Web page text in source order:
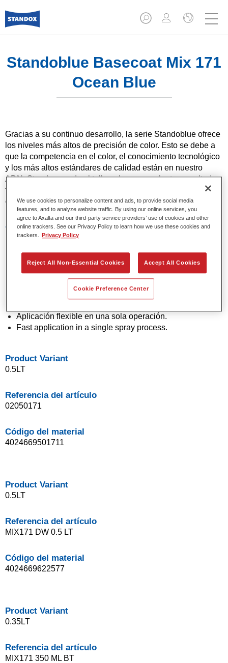
Standoblue Basecoat Mix 171
Ocean Blue
Gracias a su continuo desarrollo, la serie Standoblue ofrece
los niveles más altos de precisión de color. Esto se debe a
que la competencia en el color, el conocimiento tecnológico
y los más altos estándares de calidad están en nuestro
ADN. Standox ayuda al taller a lograr excelentes resultados,
tanto en las reparaciones sencillas como en los retos más
desafiantes.
Características del producto
Colores sólidos y de efecto con tecnología de pigmento
Excepcional precisión de color.
Excelente control de moteado.
Excelentes propiedades de flujo.
Aplicación flexible en una sola operación.
Fast application in a single spray process.
Product Variant
0.5LT
Referencia del artículo
02050171
Código del material
4024669501711
Product Variant
0.5LT
Referencia del artículo
MIX171 DW 0.5 LT
Código del material
4024669622577
Product Variant
0.35LT
Referencia del artículo
MIX171 350 ML BT
We use cookies to personalize content and ads, to provide social media
features, and to analyze website traffic. By using our online services, you
agree to Axalta and our third-party service providers’ use of cookies and other
online trackers. See our Privacy Policy to learn how we use these cookies and
trackers.
Privacy Policy
Reject All Non-Essential Cookies Accept All Cookies
Cookie Preference Center